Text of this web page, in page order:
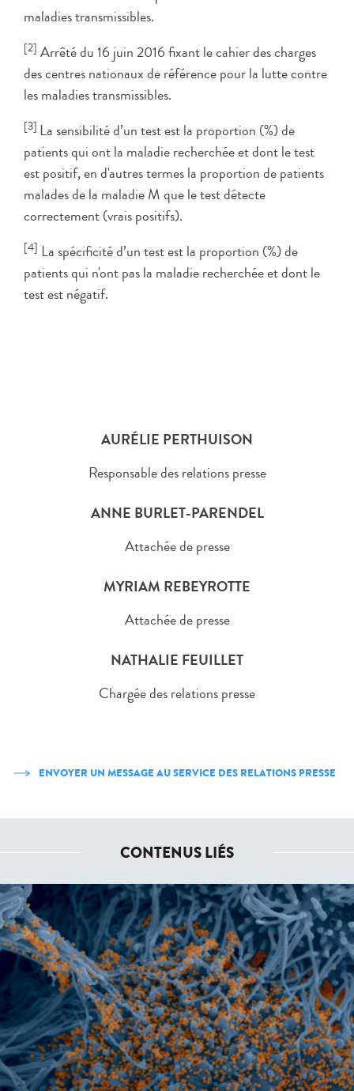
maladies transmissibles.
[2] Arrêté du 16 juin 2016 fixant le cahier des charges
des centres nationaux de référence pour la lutte contre
les maladies transmissibles.
[3] La sensibilité d’un test est la proportion (%) de
patients qui ont la maladie recherchée et dont le test
est positif, en d'autres termes la proportion de patients
malades de la maladie M que le test détecte
correctement (vrais positifs).
[4] La spécificité d’un test est la proportion (%) de
patients qui n'ont pas la maladie recherchée et dont le
test est négatif.
AURÉLIE PERTHUISON
Responsable des relations presse
ANNE BURLET-PARENDEL
Attachée de presse
MYRIAM REBEYROTTE
Attachée de presse
NATHALIE FEUILLET
Chargée des relations presse
ENVOYER UN MESSAGE AU SERVICE DES RELATIONS PRESSE
CONTENUS LIÉS